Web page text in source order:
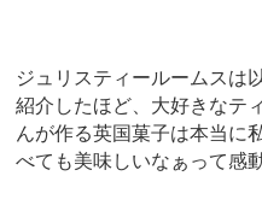
ジュリスティールームスは
紹介したほど、大好きなテ
んが作る英国菓子は本当に
べても美味しいなぁって感